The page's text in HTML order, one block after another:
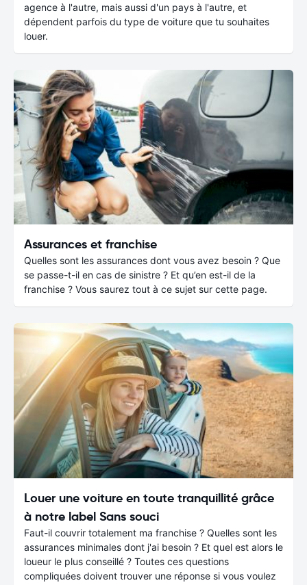
agence à l'autre, mais aussi d'un pays à l'autre, et
dépendent parfois du type de voiture que tu souhaites
louer.
Assurances et franchise
Quelles sont les assurances dont vous avez besoin ? Que
se passe-t-il en cas de sinistre ? Et qu’en est-il de la
franchise ? Vous saurez tout à ce sujet sur cette page.
Louer une voiture en toute tranquillité grâce
à notre label Sans souci
Faut-il couvrir totalement ma franchise ? Quelles sont les
assurances minimales dont j'ai besoin ? Et quel est alors le
loueur le plus conseillé ? Toutes ces questions
compliquées doivent trouver une réponse si vous voulez